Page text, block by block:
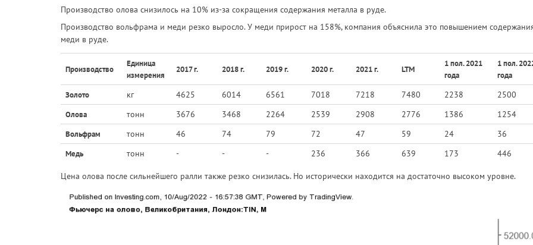
Производство олова снизилось на 10% из-за сокращения содержания металла в руде.
Производство вольфрама и меди резко выросло. У меди прирост на 158%, компания объяснила это повышением
меди в руде.
Производство
Единица
измерения
2017 г. 2018 г. 2019 г. 2020 г. 2021 г. LTM
1 пол. 2021
года
1 пол.
года
Золото кг 4625 6014 6561 7018 7218 7480 2238 2500
Олова тонн 3676 3468 2264 2539 2908 2776 1386 1254
Вольфрам тонн 46 74 79 72 47 59 24 36
Медь тонн - - - 236 366 639 173 446
Цена олова после сильнейшего ралли также резко снизилась. Но исторически находится на достаточно высоком уровне.